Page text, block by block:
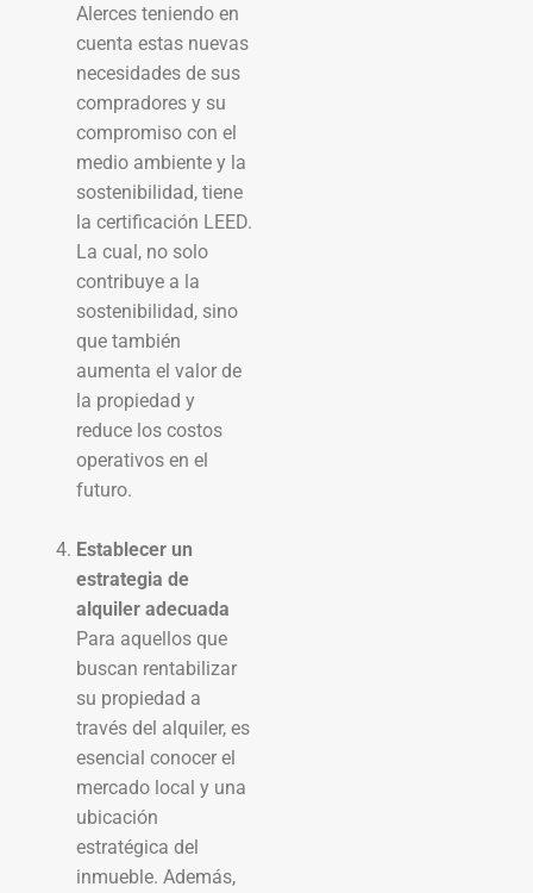
Alerces teniendo en
cuenta estas nuevas
necesidades de sus
compradores y su
compromiso con el
medio ambiente y la
sostenibilidad, tiene
la certificación LEED.
La cual, no solo
contribuye a la
sostenibilidad, sino
que también
aumenta el valor de
la propiedad y
reduce los costos
operativos en el
futuro.
Establecer un
estrategia de
alquiler adecuada
Para aquellos que
buscan rentabilizar
su propiedad a
través del alquiler, es
esencial conocer el
mercado local y una
ubicación
estratégica del
inmueble. Además,